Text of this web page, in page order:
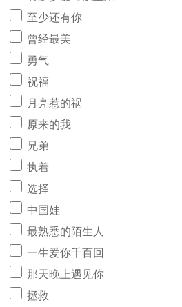
至少还有你
曾经最美
勇气
祝福
月亮惹的祸
原来的我
兄弟
执着
选择
中国娃
最熟悉的陌生人
一生爱你千百回
那天晚上遇见你
拯救